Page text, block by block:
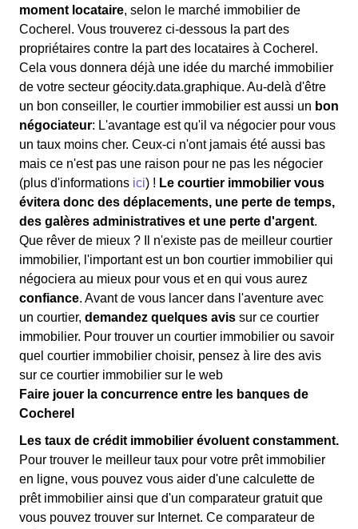
moment locataire, selon le marché immobilier de
Cocherel. Vous trouverez ci-dessous la part des
propriétaires contre la part des locataires à Cocherel.
Cela vous donnera déjà une idée du marché immobilier
de votre secteur géocity.data.graphique. Au-delà d'être
un bon conseiller, le courtier immobilier est aussi un bon
négociateur: L'avantage est qu'il va négocier pour vous
un taux moins cher. Ceux-ci n'ont jamais été aussi bas
mais ce n'est pas une raison pour ne pas les négocier
(plus d'informations ici) ! Le courtier immobilier vous
évitera donc des déplacements, une perte de temps,
des galères administratives et une perte d'argent.
Que rêver de mieux ? Il n'existe pas de meilleur courtier
immobilier, l'important est un bon courtier immobilier qui
négociera au mieux pour vous et en qui vous aurez
confiance. Avant de vous lancer dans l'aventure avec
un courtier, demandez quelques avis sur ce courtier
immobilier. Pour trouver un courtier immobilier ou savoir
quel courtier immobilier choisir, pensez à lire des avis
sur ce courtier immobilier sur le web
Faire jouer la concurrence entre les banques de
Cocherel
Les taux de crédit immobilier évoluent constamment.
Pour trouver le meilleur taux pour votre prêt immobilier
en ligne, vous pouvez vous aider d'une calculette de
prêt immobilier ainsi que d'un comparateur gratuit que
vous pouvez trouver sur Internet. Ce comparateur de